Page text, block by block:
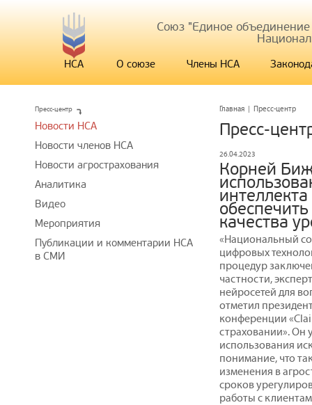
Союз "Единое
НСА О союзе Члены НСА
Главная | Пресс-центр
Пресс-
26.04.2023
Корней
качества
«Национальный
цифровых
процедур
частности,
нейросетей для
отметил
конференции
страховании». Он
использования
понимание, что
изменения в
сроков
работы с
Пресс-центр
Новости НСА
Новости членов НСА
Новости агрострахования
Аналитика
Видео
Мероприятия
Публикации и комментарии НСА
в СМИ